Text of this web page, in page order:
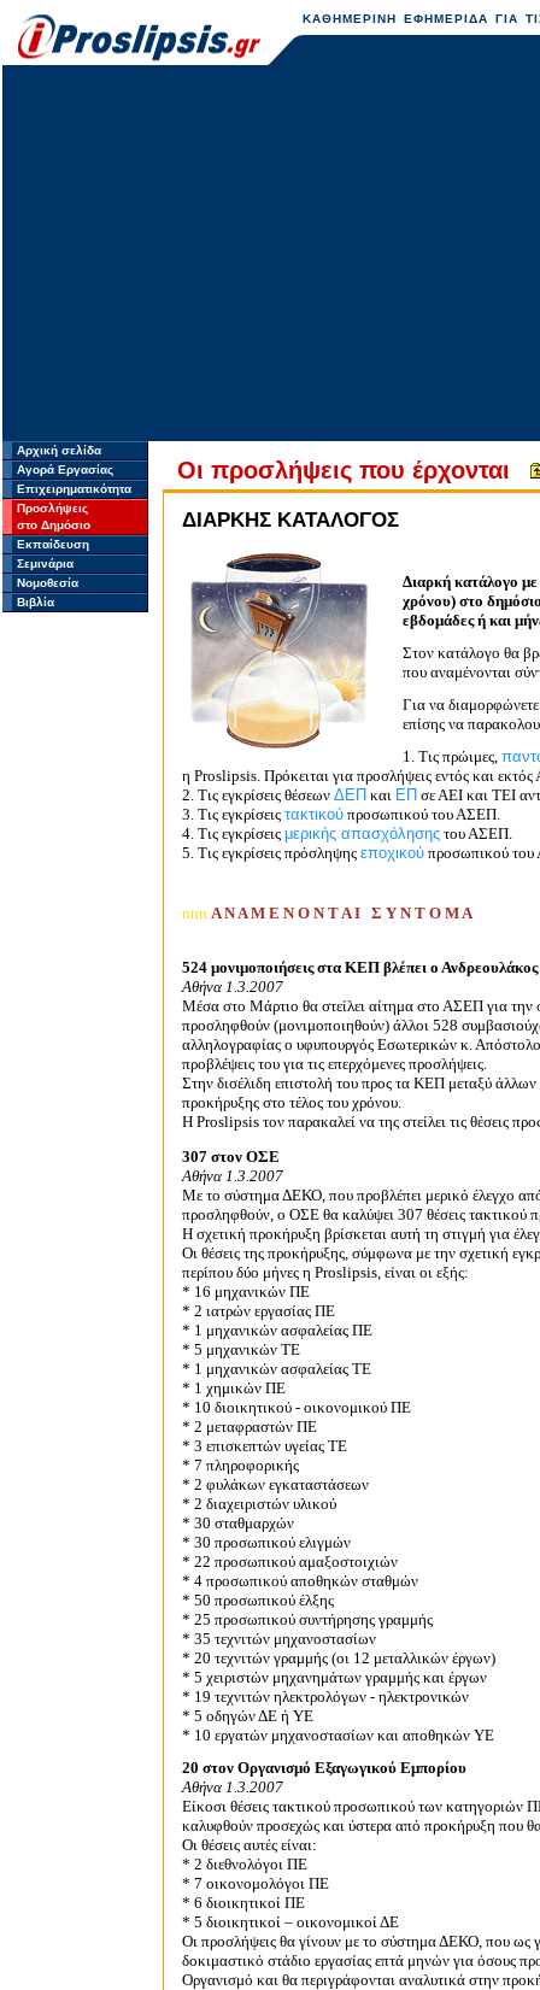
ΚΑΘΗΜΕΡΙΝΗ ΕΦΗΜΕΡΙΔΑ ΓΙΑ
Αρχική σελίδα
Αγορά Εργασίας
Επιχειρηματικότητα
Προσλήψεις
στο Δημόσιο
Εκπαίδευση
Σεμινάρια
Νομοθεσία
Βιβλία
Οι προσλήψεις που έρχονται
ΔΙΑΡΚΗΣ ΚΑΤΑΛΟΓΟΣ
Διαρκή κατάλογο
χρόνου) στο
εβδομάδες ή και
Στον κατάλογο θα
που αναμένονται
Για να διαμορφώνετε
επίσης να
1. Τις πρώιμες,
η Proslipsis. Πρόκειται για προσλήψεις εντός και
2. Τις εγκρίσεις θέσεων ΔΕΠ και ΕΠ σε ΑΕΙ και ΤΕΙ
3. Τις εγκρίσεις τακτικού προσωπικού του ΑΣΕΠ.
4. Τις εγκρίσεις μερικής απασχόλησης του ΑΣΕΠ.
5. Τις εγκρίσεις πρόσληψης εποχικού προσωπικού
nnn Α Ν Α Μ Ε Ν Ο Ν Τ Α Ι Σ Υ Ν Τ Ο Μ Α
524 μονιμοποιήσεις στα ΚΕΠ βλέπει ο Ανδρεουλάκος
Αθήνα 1.3.2007
Μέσα στο Μάρτιο θα στείλει αίτημα στο ΑΣΕΠ για
προσληφθούν (μονιμοποιηθούν) άλλοι 528
αλληλογραφίας ο υφυπουργός Εσωτερικών κ.
προβλέψεις του για τις επερχόμενες προσλήψεις.
Στην δισέλιδη επιστολή του προς τα ΚΕΠ μεταξύ
προκήρυξης στο τέλος του χρόνου.
Η Proslipsis τον παρακαλεί να της στείλει τις θέσεις
307 στον ΟΣΕ
Αθήνα 1.3.2007
Mε το σύστημα ΔΕΚΟ, που προβλέπει μερικό έλεγχο
προσληφθούν, ο ΟΣΕ θα καλύψει 307 θέσεις τακτικού
Η σχετική προκήρυξη βρίσκεται αυτή τη στιγμή για
Οι θέσεις της προκήρυξης, σύμφωνα με την σχετική
περίπου δύο μήνες η Proslipsis, είναι οι εξής:
* 16 μηχανικών ΠΕ
* 2 ιατρών εργασίας ΠΕ
* 1 μηχανικών ασφαλείας ΠΕ
* 5 μηχανικών ΤΕ
* 1 μηχανικών ασφαλείας ΤΕ
* 1 χημικών ΠΕ
* 10 διοικητικού - οικονομικού ΠΕ
* 2 μεταφραστών ΠΕ
* 3 επισκεπτών υγείας ΤΕ
* 7 πληροφορικής
* 2 φυλάκων εγκαταστάσεων
* 2 διαχειριστών υλικού
* 30 σταθμαρχών
* 30 προσωπικού ελιγμών
* 22 προσωπικού αμαξοστοιχιών
* 4 προσωπικού αποθηκών σταθμών
* 50 προσωπικού έλξης
* 25 προσωπικού συντήρησης γραμμής
* 35 τεχνιτών μηχανοστασίων
* 20 τεχνιτών γραμμής (οι 12 μεταλλικών έργων)
* 5 χειριστών μηχανημάτων γραμμής και έργων
* 19 τεχνιτών ηλεκτρολόγων - ηλεκτρονικών
* 5 οδηγών ΔΕ ή ΥΕ
* 10 εργατών μηχανοστασίων και αποθηκών ΥΕ
20 στον Οργανισμό Εξαγωγικού Εμπορίου
Αθήνα 1.3.2007
Είκοσι θέσεις τακτικού προσωπικού των
καλυφθούν προσεχώς και ύστερα από προκήρυξη που
Οι θέσεις αυτές είναι:
* 2 διεθνολόγοι ΠΕ
* 7 οικονομολόγοι ΠΕ
* 6 διοικητικοί ΠΕ
* 5 διοικητικοί – οικονομικοί ΔΕ
Οι προσλήψεις θα γίνουν με το σύστημα ΔΕΚΟ, που ως
δοκιμαστικό στάδιο εργασίας επτά μηνών για όσους
Οργανισμό και θα περιγράφονται αναλυτικά στην